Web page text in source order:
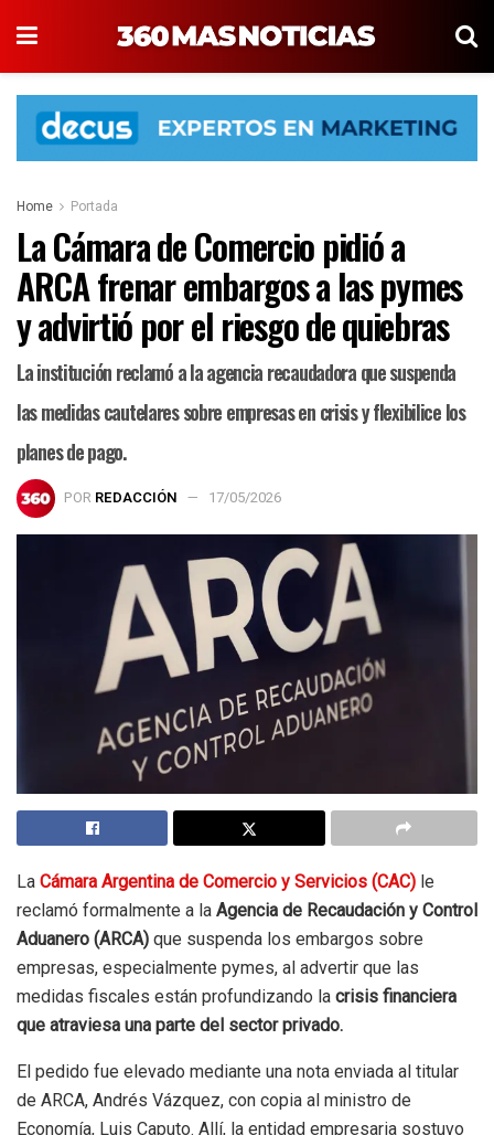
Home Portada
La Cámara de Comercio pidió a
ARCA frenar embargos a las pymes
y advirtió por el riesgo de quiebras
La institución reclamó a la agencia recaudadora que suspenda
las medidas cautelares sobre empresas en crisis y flexibilice los
planes de pago.
POR REDACCIÓN 17/05/2026
La Cámara Argentina de Comercio y Servicios (CAC) le
reclamó formalmente a la Agencia de Recaudación y Control
Aduanero (ARCA) que suspenda los embargos sobre
empresas, especialmente pymes, al advertir que las
medidas fiscales están profundizando la crisis financiera
que atraviesa una parte del sector privado.
El pedido fue elevado mediante una nota enviada al titular
de ARCA, Andrés Vázquez, con copia al ministro de
Economía, Luis Caputo. Allí, la entidad empresaria sostuvo